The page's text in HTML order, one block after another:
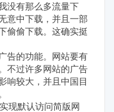
没有那么多流量下
意中下载，并且一部
偷偷下载。这确实挺
告的功能。网站要有
不过许多网站的广告
响较大，并且中国目
现默认访问简版网